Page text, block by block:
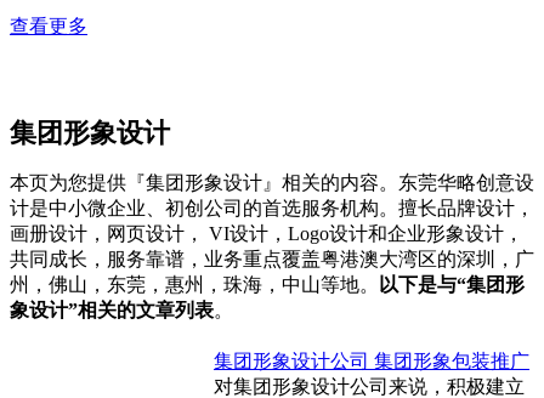
查看更多
集团形象设计
本页为您提供『集团形象设计』相关的内容。东莞华略创意设
计是中小微企业、初创公司的首选服务机构。擅长品牌设计，
画册设计，网页设计， VI设计，Logo设计和企业形象设计，
共同成长，服务靠谱，业务重点覆盖粤港澳大湾区的深圳，广
州，佛山，东莞，惠州，珠海，中山等地。
以下是与“集团形
象设计”相关的文章列表。
集团形象设计公司 集团形象包装推广
对集团形象设计公司来说，积极建立